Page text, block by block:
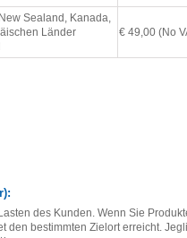
Sealand, Kanada,
Länder
€ 49,00 (No
des Kunden . Wenn Sie
den bestimmten Zielort erreicht.